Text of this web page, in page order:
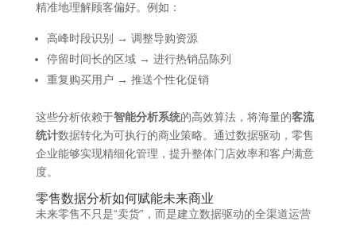
精准地理解顾客偏好。例如：
高峰时段识别 → 调整导购资源
停留时间长的区域 → 进行热销品陈列
重复购买用户 → 推送个性化促销
这些分析依赖于智能分析系统的高效算法，将海量的客流
统计数据转化为可执行的商业策略。通过数据驱动，零售
企业能够实现精细化管理，提升整体门店效率和客户满意
度。
零售数据分析如何赋能未来商业
未来零售不只是“卖货”，而是建立数据驱动的全渠道运营